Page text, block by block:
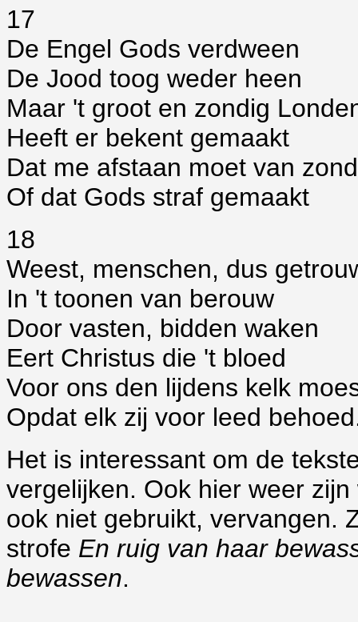
17
De Engel Gods verdween
De Jood toog weder heen
Maar 't groot en zondig
Heeft er bekent gemaakt
Dat me afstaan moet van
Of dat Gods straf gemaakt
18
Weest, menschen, dus
In 't toonen van berouw
Door vasten, bidden waken
Eert Christus die 't bloed
Voor ons den lijdens kelk
Opdat elk zij voor leed
Het is interessant om de
vergelijken. Ook hier weer
ook niet gebruikt, vervangen.
strofe En ruig van haar
bewassen.